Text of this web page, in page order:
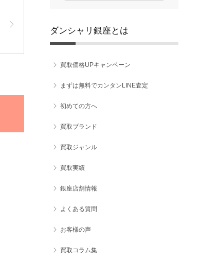
ダンシャリ銀座とは
買取価格UPキャンペーン
まずは無料でカンタンLINE査定
初めての方へ
買取ブランド
買取ジャンル
買取実績
銀座店舗情報
よくある質問
お客様の声
買取コラム集